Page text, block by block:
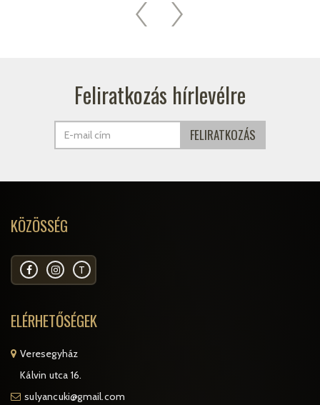
Feliratkozás hírlevélre
KÖZÖSSÉG
T
ELÉRHETŐSÉGEK
Veresegyház
Kálvin utca 16.
sulyancuki@gmail.com